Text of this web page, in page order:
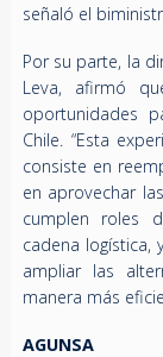
señaló el
Por su parte, la
Leva, afirmó
oportunidades
Chile. “Esta
consiste en
en aprovechar
cumplen roles
cadena logística,
ampliar las
manera más
AGUNSA